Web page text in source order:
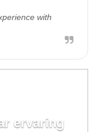
with
ervaring